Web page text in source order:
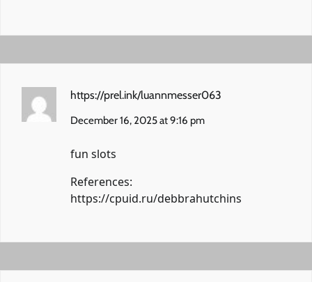
https://prel.ink/luannmesser063
December 16, 2025 at 9:16 pm
fun slots
References:
https://cpuid.ru/debbrahutchins